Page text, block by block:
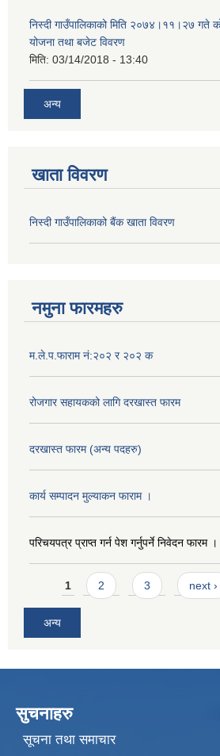
निस्दी गाउँपालिकाको मिति २०७४।११।२७ गते
योजना तथा बजेट विवरण
मिति: 03/14/2018 - 13:40
अन्य
खाता विवरण
निस्दी गाउँपालिकाको बैंक खाता विवरण
नमुना फारमहरु
म.ले.प.फाराम नं:२०२ र २०२ क
रोजगार सहायकको लागि दरखास्त फारम
दरखास्त फारम (अन्य पदहरु)
कार्य सम्पादन मुल्याक‌न फाराम ।
परिचयपत्र प्राप्त गर्न पेश गर्नुपर्ने निवेदन फारम ।
Pages
1 2 3 next ›
अन्य
सुचनाहरु
सूचना तथा समाचार